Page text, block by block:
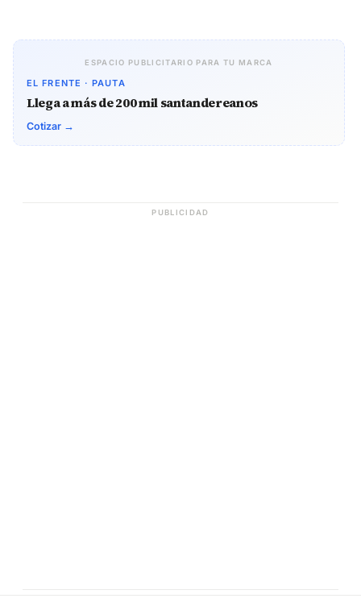
ESPACIO PUBLICITARIO PARA TU MARCA
EL FRENTE · PAUTA
Llega a más de 200 mil santandereanos
Cotizar →
PUBLICIDAD